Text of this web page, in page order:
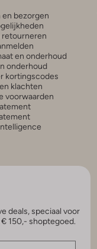
en bezorgen
retourneren
en onderhoud
onderhoud
kortingscodes
klachten
voorwaarden
deals, speciaal voor
150,- shoptegoed.